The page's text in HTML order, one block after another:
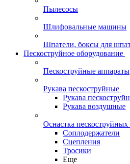
Пылесосы
Шлифовальные машины
Шпатели, боксы для
Пескоструйное оборудование
Пескоструйные аппараты
Рукава пескоструйные
Рукава
Рукава воздушные
Оснастка пескоструйных
Соплодержатели
Сцепления
Тросики
Еще